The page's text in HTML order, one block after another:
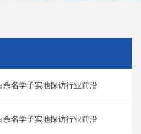
余名学子实地探访行业前沿
余名学子实地探访行业前沿